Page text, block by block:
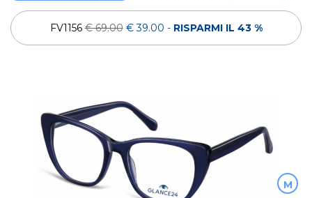
FV1156€ 69.00 € 39.00 - RISPARMI IL 43 %
M